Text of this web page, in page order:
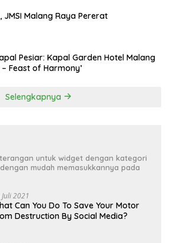
JMSI Malang Raya Pererat
Pesiar: Kapal Garden Hotel Malang
Feast of Harmony’
Selengkapnya
untuk widget dengan kategori
mudah memasukkannya pada
Juli 2021
Can You Do To Save Your Motor
Destruction By Social Media?